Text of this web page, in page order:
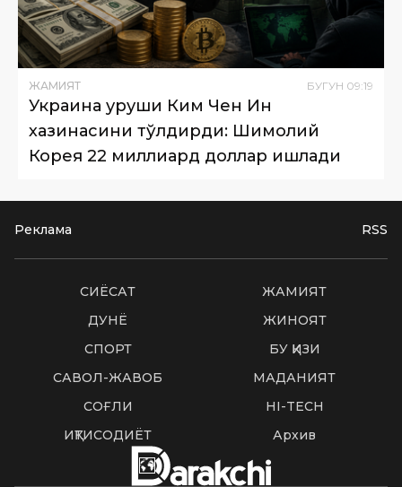
ЖАМИЯТ БУГУН 09:19
Украина уруши Ким Чен Ин
хазинасини тўлдирди: Шимолий
Корея 22 миллиард доллар ишлади
Реклама RSS
СИËСАТ
ЖАМИЯТ
ДУНË
ЖИНОЯТ
СПОРТ
БУ ҚИЗИҚ
САВОЛ-ЖАВОБ
МАДАНИЯТ
СОҒЛИҚ
HI-TECH
ИҚТИСОДИЁТ
Архив